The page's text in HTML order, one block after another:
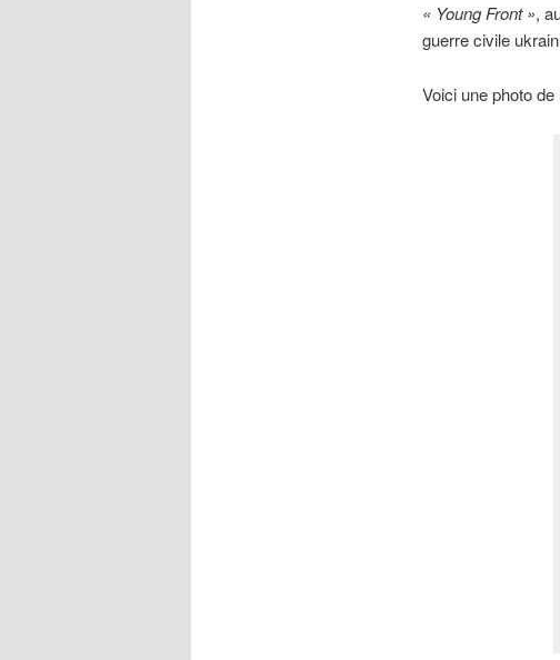
« Young Front »,
guerre civile
Voici une photo